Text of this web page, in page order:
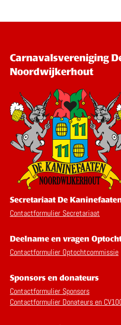
Carnavalsvereniging
Noordwijkerhout
Secretariaat De
Contactformulier Secretariaat
Deelname en vragen
Contactformulier Optochtcommissie
Sponsors en donateurs
Contactformulier Sponsors
Contactformulier Donateurs en